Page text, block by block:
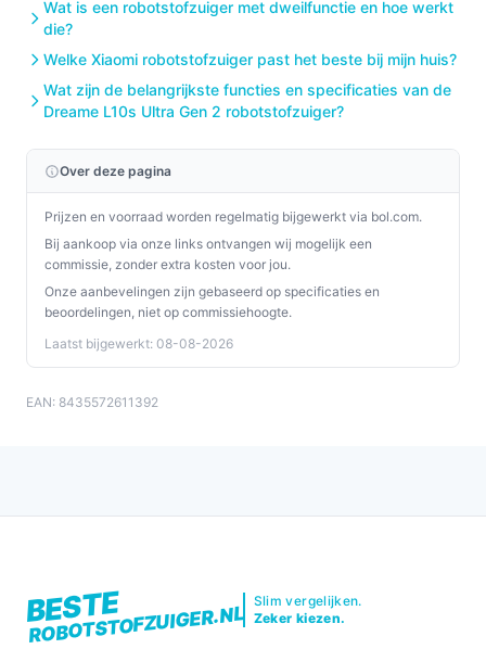
bij jouw behoeften!
Wat is een robotstofzuiger met dweilfunctie en hoe werkt
die?
Welke Xiaomi robotstofzuiger past het beste bij mijn huis?
Wat zijn de belangrijkste functies en specificaties van de
Dreame L10s Ultra Gen 2 robotstofzuiger?
Over deze pagina
Prijzen en voorraad worden regelmatig bijgewerkt via bol.com.
Bij aankoop via onze links ontvangen wij mogelijk een
commissie, zonder extra kosten voor jou.
Onze aanbevelingen zijn gebaseerd op specificaties en
beoordelingen, niet op commissiehoogte.
Laatst bijgewerkt: 08-08-2026
EAN: 8435572611392
BESTE
ROBOTSTOFZUIGER.NL
Slim vergelijken.
Zeker kiezen.